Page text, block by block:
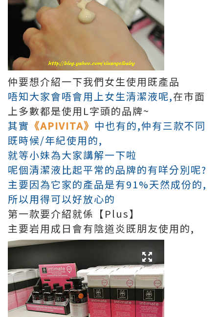
仲要想介紹一下我們女生使用既產品
唔知大家會唔會用上女生清潔液呢,在市面
上多數都是使用L字頭的品牌~
其實 《APIVITA》 中也有的,仲有三款不同
既時候/年紀使用的,
就等小妹為大家講解一下啦
呢個清潔液比起平常的品牌的有咩分別呢?
主要因為它家的產品是有91%天然成份的,
所以用得可以好放心的
第一款要介紹就係【Plus】
主要岩用成日會有陰道炎既朋友使用的,